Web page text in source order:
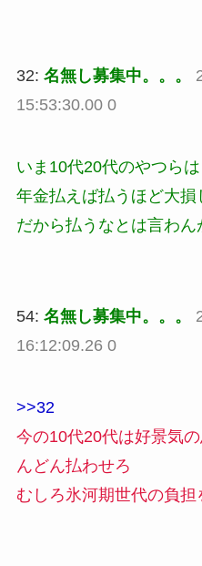
32: 名無し募集中。。。
15:53:30.00 0
いま10代20代のやつらは
年金払えば払うほど大損
だから払うなとは言わん
54: 名無し募集中。。。
16:12:09.26 0
>>32
今の10代20代は好景気
んどん払わせろ
むしろ氷河期世代の負